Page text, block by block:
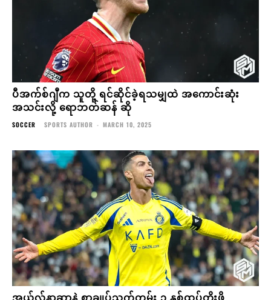
ပီအက်စ်ဂျီက သူတို့ ရင်ဆိုင်ခဲ့ရသမျှထဲ အကောင်းဆုံး
အသင်းလို့ ရောဘတ်ဆန် ဆို
SOCCER SPORTS AUTHOR - MARCH 10, 2025
အယ်လ်နာဆာနဲ့ စာချုပ်သက်တမ်း ၁ နှစ်ထပ်တိုးဖို့